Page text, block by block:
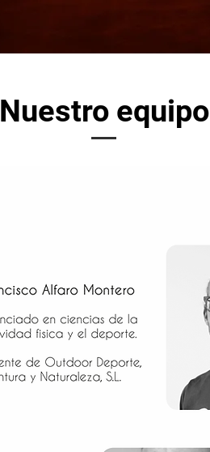
Nuestro equipo